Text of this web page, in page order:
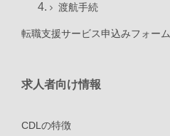
渡航手続
転職支援サービス申込みフォーム
求人者向け情報
CDLの特徴